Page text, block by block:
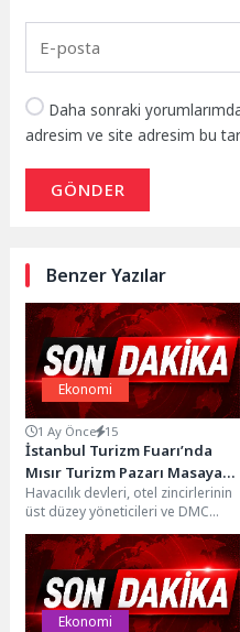
Daha sonraki
adresim ve site adresim bu
GÖNDER
Benzer Yazılar
Ekonomi
1 Ay Önce 15
İstanbul Turizm Fuarı’nda
Mısır Turizm Pazarı Masaya
Yatırılacak
Havacılık devleri, otel zincirlerinin
üst düzey yöneticileri ve DMC
firma yöneticileri, 24 Eylül'de
İstanbul Turizm...
Ekonomi